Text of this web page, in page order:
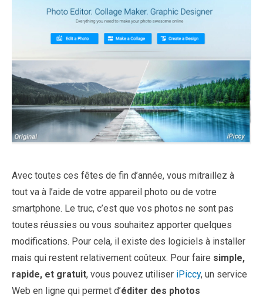
Avec toutes ces fêtes de fin d’année, vous mitraillez à
tout va à l’aide de votre appareil photo ou de votre
smartphone. Le truc, c’est que vos photos ne sont pas
toutes réussies ou vous souhaitez apporter quelques
modifications. Pour cela, il existe des logiciels à installer
mais qui restent relativement coûteux. Pour faire simple,
rapide, et gratuit, vous pouvez utiliser iPiccy, un service
Web en ligne qui permet d’éditer des photos